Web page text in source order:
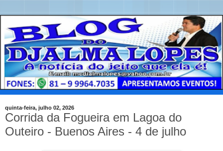
quinta-feira, julho 02, 2026
Corrida da Fogueira em Lagoa do
Outeiro - Buenos Aires - 4 de julho